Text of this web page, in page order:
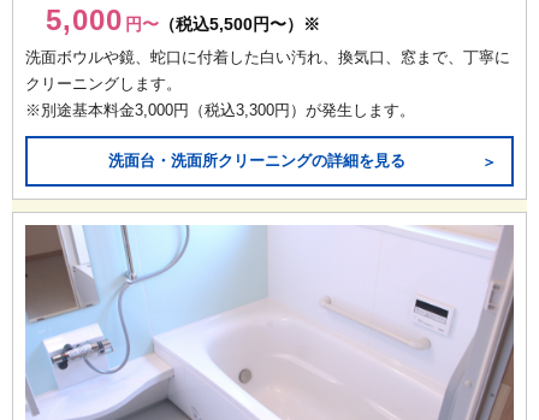
5,000 円〜 （税込5,500円〜）※
洗面ボウルや鏡、蛇口に付着した白い汚れ、換気口、窓まで、丁寧に
クリーニングします。
※別途基本料金3,000円（税込3,300円）が発生します。
洗面台・洗面所クリーニングの詳細を見る ＞